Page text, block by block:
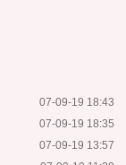
07-09-19 18:43
07-09-19 18:35
07-09-19 13:57